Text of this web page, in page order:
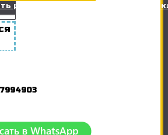
работоспособность Розетки /